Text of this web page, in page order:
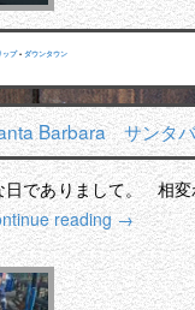
ップ• ダウンタウン
Barbara サンタ
日でありまして。 相
reading→